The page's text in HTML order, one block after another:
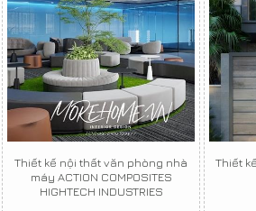
Thiết kế nội thất văn phòng nhà
máy ACTION COMPOSITES
HIGHTECH INDUSTRIES
Thiết